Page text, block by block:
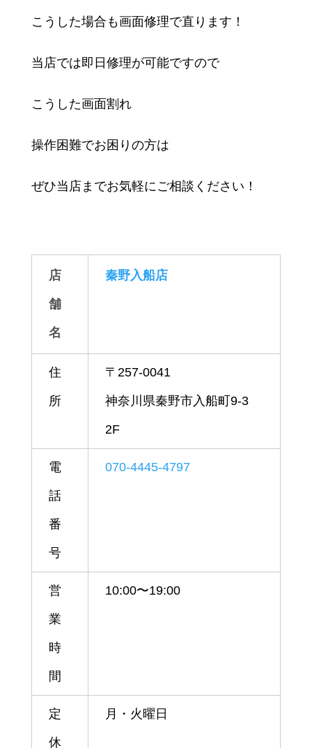
こうした場合も画面修理で直ります！
当店では即日修理が可能ですので
こうした画面割れ
操作困難でお困りの方は
ぜひ当店までお気軽にご相談ください！
店
舗
名
秦野入船店
住
所
〒257-0041
神奈川県秦野市入船町9-3
2F
電
話
番
号
070-4445-4797
営
業
時
間
10:00〜19:00
定
休
月・火曜日